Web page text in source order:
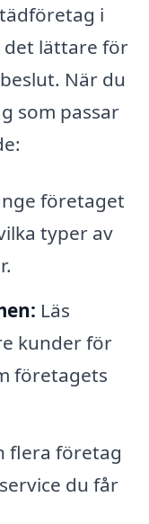
i
lättare för
När du
som passar
företaget
typer av
Läs
kunder för
företagets
flera företag
du får